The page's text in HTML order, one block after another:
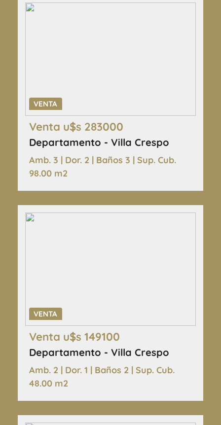
VENTA
Venta u$s 283000
Departamento - Villa Crespo
Amb. 3 | Dor. 2 | Baños 3 | Sup. Cub.
98.00 m2
VENTA
Venta u$s 149100
Departamento - Villa Crespo
Amb. 2 | Dor. 1 | Baños 2 | Sup. Cub.
48.00 m2